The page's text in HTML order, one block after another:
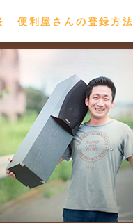
便利屋さんの登録方法